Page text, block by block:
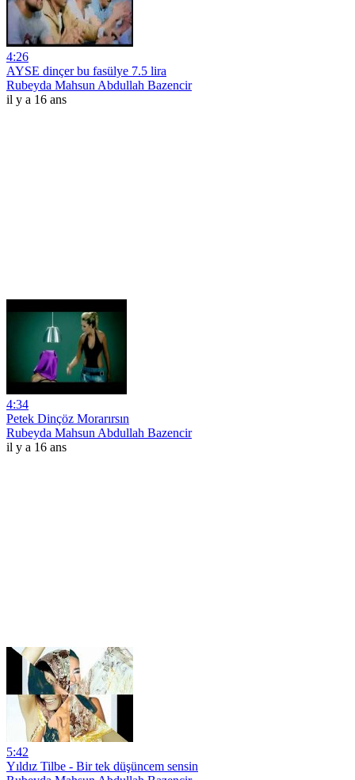
4:26
AYSE dinçer bu fasülye 7.5 lira
Rubeyda Mahsun Abdullah Bazencir
il y a 16 ans
4:34
Petek Dinçöz Morarırsın
Rubeyda Mahsun Abdullah Bazencir
il y a 16 ans
5:42
Yıldız Tilbe - Bir tek düşüncem sensin